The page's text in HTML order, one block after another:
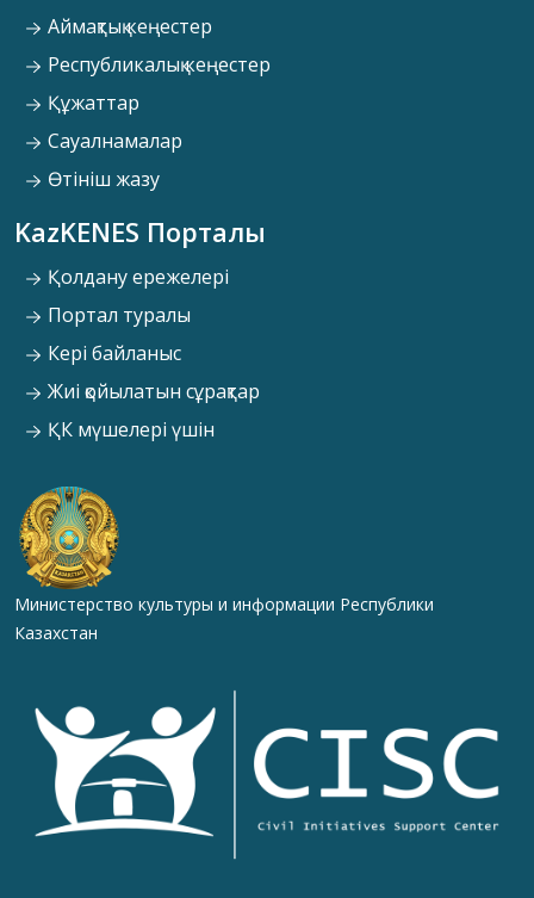
Аймақтық кеңестер
Республикалық кеңестер
Құжаттар
Сауалнамалар
Өтініш жазу
KazKENES Порталы
Қолдану ережелері
Портал туралы
Кері байланыс
Жиі қойылатын сұрақтар
ҚК мүшелері үшін
Министерство культуры и информации Республики
Казахстан